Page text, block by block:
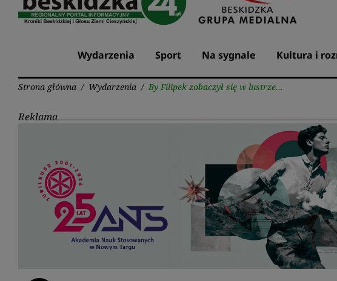
Wydarzenia Sport Na sygnale Kultura i
Strona główna / Wydarzenia / By Filipek zobaczył się w lustrze…
Reklama